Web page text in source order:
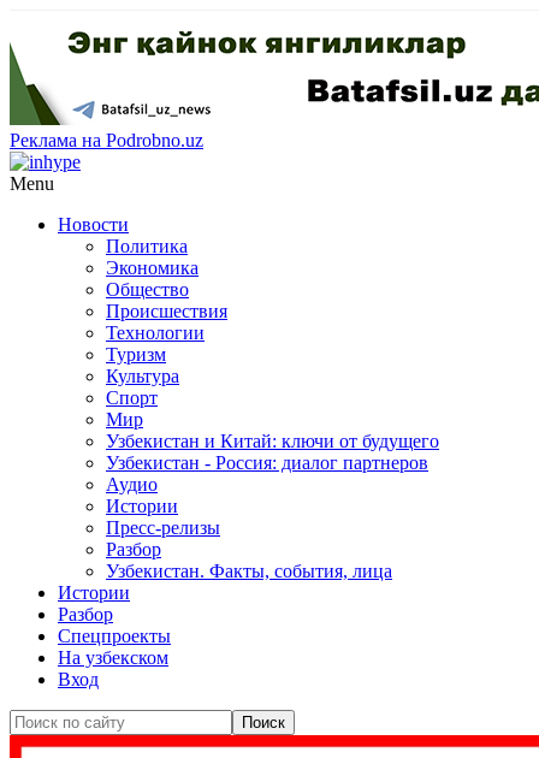
Реклама на Podrobno.uz
Menu
Новости
Политика
Экономика
Общество
Происшествия
Технологии
Туризм
Культура
Спорт
Мир
Узбекистан и Китай: ключи от будущего
Узбекистан - Россия: диалог партнеров
Аудио
Истории
Пресс-релизы
Разбор
Узбекистан. Факты, события, лица
Истории
Разбор
Спецпроекты
На узбекском
Вход